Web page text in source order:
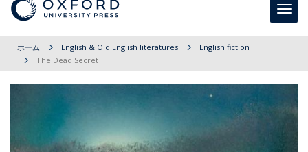
ホーム English & Old English literatures
English fiction
The Dead Secret